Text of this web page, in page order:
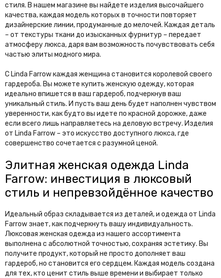
стиля. В нашем магазине вы найдете изделия высочайшего
качества, каждая модель которых в точности повторяет
дизайнерские линии, продуманные до мелочей. Каждая деталь
– от текстуры ткани до изысканных фурнитур – передает
атмосферу люкса, даря вам возможность почувствовать себя
частью элиты модного мира.
С Linda Farrow каждая женщина становится королевой своего
гардероба. Вы можете купить женскую одежду, которая
идеально впишется в ваш гардероб, подчеркнув ваш
уникальный стиль. И пусть ваш день будет наполнен чувством
уверенности, как будто вы идете по красной дорожке, даже
если всего лишь направляетесь на деловую встречу. Изделия
от Linda Farrow – это искусство доступного люкса, где
совершенство сочетается с разумной ценой.
Элитная женская одежда Linda
Farrow: инвестиция в люксовый
стиль и непревзойдённое качество
Идеальный образ складывается из деталей, и одежда от Linda
Farrow знает, как подчеркнуть вашу индивидуальность.
Люксовая женская одежда из нашего ассортимента
выполнена с абсолютной точностью, сохраняя эстетику. Вы
получите продукт, который не просто дополняет ваш
гардероб, но становится его сердцем. Каждая модель создана
для тех, кто ценит стиль выше времени и выбирает только